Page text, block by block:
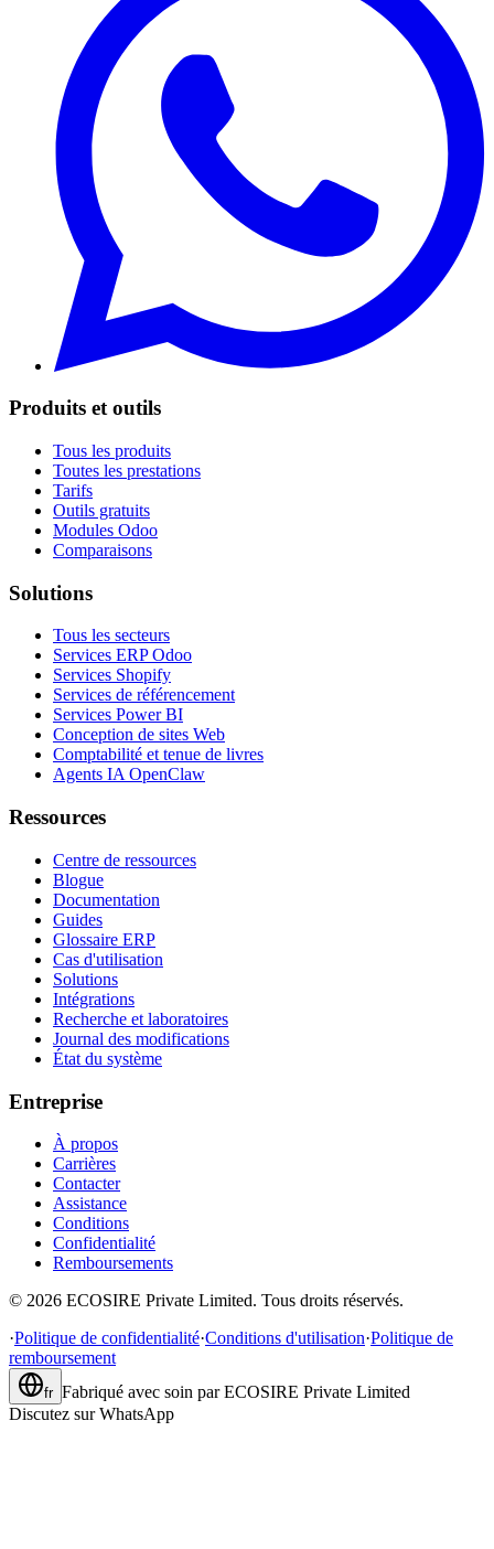
Produits et outils
Tous les produits
Toutes les prestations
Tarifs
Outils gratuits
Modules Odoo
Comparaisons
Solutions
Tous les secteurs
Services ERP Odoo
Services Shopify
Services de référencement
Services Power BI
Conception de sites Web
Comptabilité et tenue de livres
Agents IA OpenClaw
Ressources
Centre de ressources
Blogue
Documentation
Guides
Glossaire ERP
Cas d'utilisation
Solutions
Intégrations
Recherche et laboratoires
Journal des modifications
État du système
Entreprise
À propos
Carrières
Contacter
Assistance
Conditions
Confidentialité
Remboursements
© 2026 ECOSIRE Private Limited. Tous droits réservés.
·Politique de confidentialité·Conditions d'utilisation·Politique de
remboursement
fr Fabriqué avec soin par ECOSIRE Private Limited
Discutez sur WhatsApp